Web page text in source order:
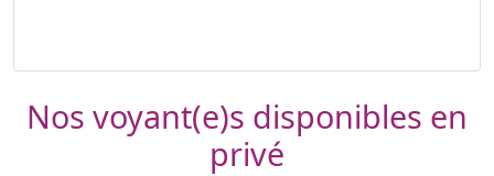
Nos voyant(e)s disponibles en
privé